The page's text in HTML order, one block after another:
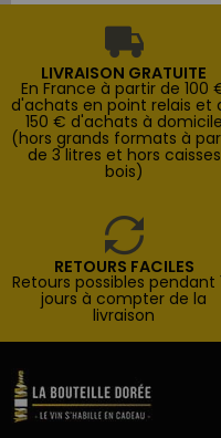
LIVRAISON GRATUITE
En France à partir de 100
d'achats en point relais et
150 € d'achats à domicile
(hors grands formats à
de 3 litres et hors caisses
bois)
RETOURS FACILES
Retours possibles pendant
jours à compter de la
livraison